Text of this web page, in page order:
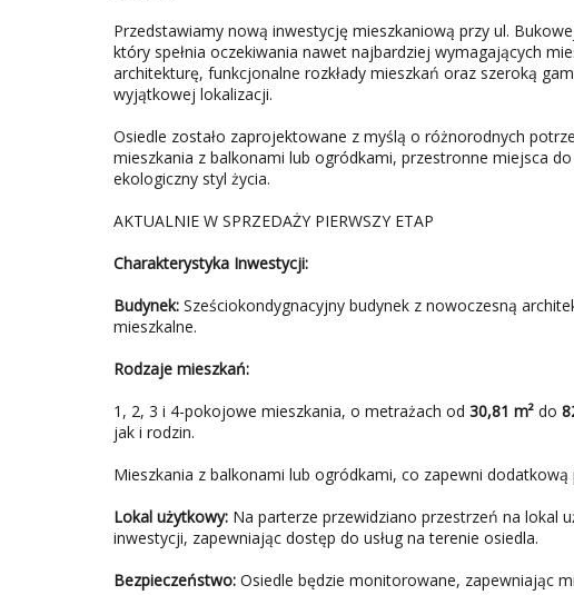
Przedstawiamy nową inwestycję mieszkaniową przy ul.
który spełnia oczekiwania nawet najbardziej wymagających
architekturę, funkcjonalne rozkłady mieszkań oraz szeroką
wyjątkowej lokalizacji.
Osiedle zostało zaprojektowane z myślą o różnorodnych
mieszkania z balkonami lub ogródkami, przestronne miejsca
ekologiczny styl życia.
AKTUALNIE W SPRZEDAŻY PIERWSZY ETAP
Charakterystyka Inwestycji:
Budynek: Sześciokondygnacyjny budynek z nowoczesną
mieszkalne.
Rodzaje mieszkań:
1, 2, 3 i 4-pokojowe mieszkania, o metrażach od 30,81 m² do
jak i rodzin.
Mieszkania z balkonami lub ogródkami, co zapewni dodatkową
Lokal użytkowy: Na parterze przewidziano przestrzeń na lokal
inwestycji, zapewniając dostęp do usług na terenie osiedla.
Bezpieczeństwo: Osiedle będzie monitorowane, zapewniając